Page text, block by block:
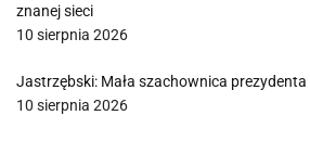
znanej sieci
10 sierpnia 2026
Jastrzębski: Mała szachownica prezydenta
10 sierpnia 2026